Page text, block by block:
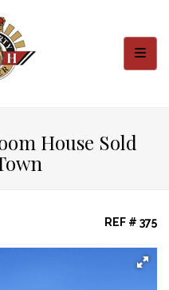
House Sold
REF # 375